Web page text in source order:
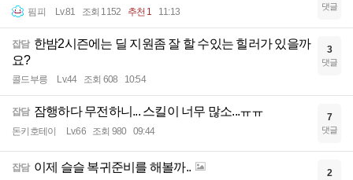
핌피 Lv.81 조회 1152 추천 1 11:13 댓글
잡담 한밤2시즌에는 딜 지원좀 잘 할 수있는 힐러가 있을까
요?
콜드부릉 Lv.44 조회 608 10:54
3
댓글
잡담 잠행하다 무전하니... 스킬이 너무 많소...ㅠㅠ
돈키호테이 Lv.66 조회 980 09:44
7
댓글
잡담 이제 슬슬 복귀준비를 해볼까.. 2